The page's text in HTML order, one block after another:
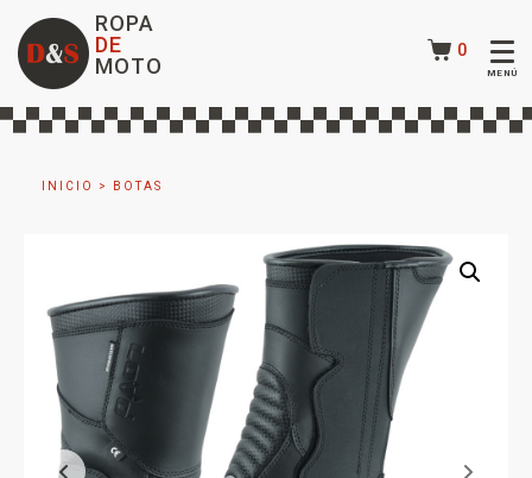
ROPA
DE
MOTO
0
INICIO > BOTAS